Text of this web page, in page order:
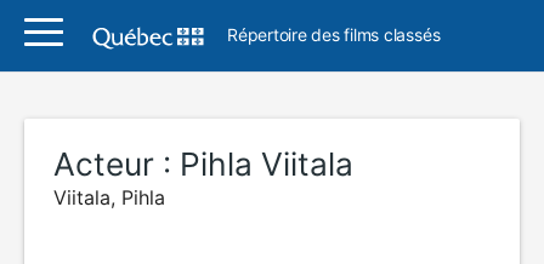
Répertoire des films classés
Acteur : Pihla Viitala
Viitala, Pihla